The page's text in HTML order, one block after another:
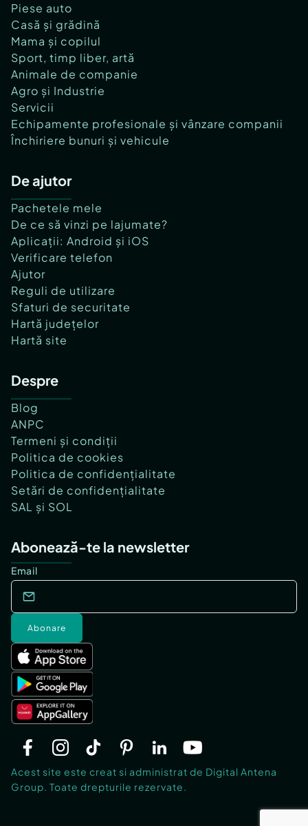
Piese auto
Casă și grădină
Mama și copilul
Sport, timp liber, artă
Animale de companie
Agro și Industrie
Servicii
Echipamente profesionale și vânzare companii
Închiriere bunuri și vehicule
De ajutor
Pachetele mele
De ce să vinzi pe lajumate?
Aplicații: Android și iOS
Verificare telefon
Ajutor
Reguli de utilizare
Sfaturi de securitate
Hartă județelor
Hartă site
Despre
Blog
ANPC
Termeni și condiții
Politica de cookies
Politica de confidențialitate
Setări de confidențialitate
SAL și SOL
Abonează-te la newsletter
Email
Abonare
Acest site este creat si administrat de Digital Antena
Group. Toate drepturile rezervate.